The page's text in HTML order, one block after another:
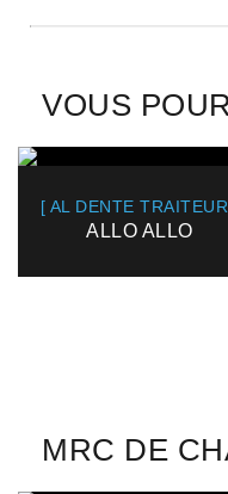
VOUS
[ AL DENTE
ALLO ALLO
MRC DE